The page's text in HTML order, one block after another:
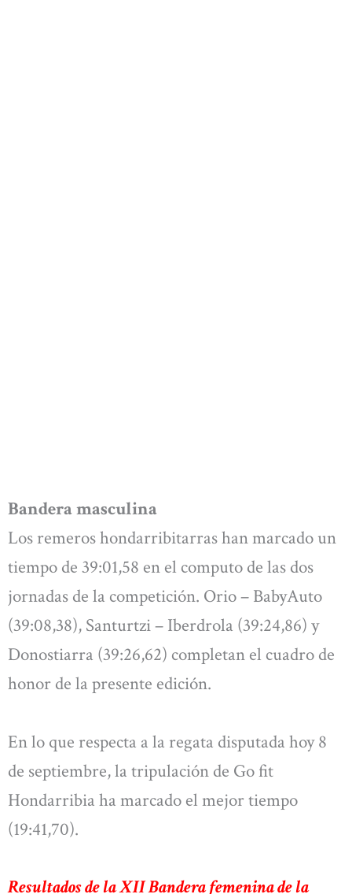
Bandera masculina
Los remeros hondarribitarras han marcado un
tiempo de 39:01,58 en el computo de las dos
jornadas de la competición. Orio – BabyAuto
(39:08,38), Santurtzi – Iberdrola (39:24,86) y
Donostiarra (39:26,62) completan el cuadro de
honor de la presente edición.
En lo que respecta a la regata disputada hoy 8
de septiembre, la tripulación de Go fit
Hondarribia ha marcado el mejor tiempo
(19:41,70).
Resultados de la XII Bandera femenina de la